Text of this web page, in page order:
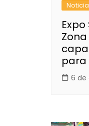
para
6 de